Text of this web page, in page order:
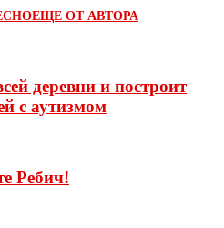
ЕЩЕ ОТ АВТОРА
деревни и построит
с аутизмом
Ребич!